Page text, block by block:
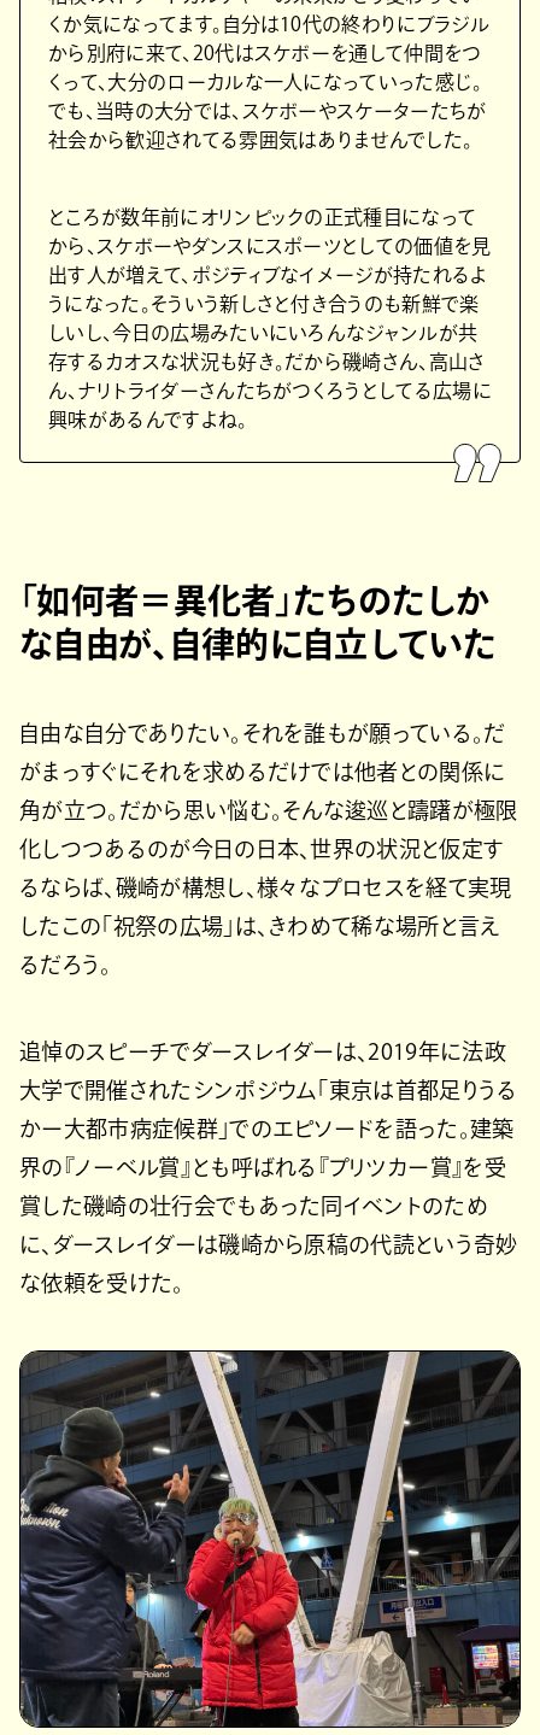
くか気になってます。自分は10代の終わりにブラジル
から別府に来て、20代はスケボーを通して仲間をつ
くって、大分のローカルな一人になっていった感じ。
でも、当時の大分では、スケボーやスケーターたちが
社会から歓迎されてる雰囲気はありませんでした。
ところが数年前にオリンピックの正式種目になって
から、スケボーやダンスにスポーツとしての価値を見
出す人が増えて、ポジティブなイメージが持たれるよ
うになった。そういう新しさと付き合うのも新鮮で楽
しいし、今日の広場みたいにいろんなジャンルが共
存するカオスな状況も好き。だから磯崎さん、高山さ
ん、ナリトライダーさんたちがつくろうとしてる広場に
興味があるんですよね。
「如何者＝異化者」たちのたしか
な自由が、自律的に自立していた
自由な自分でありたい。それを誰もが願っている。だ
がまっすぐにそれを求めるだけでは他者との関係に
角が立つ。だから思い悩む。そんな逡巡と躊躇が極限
化しつつあるのが今日の日本、世界の状況と仮定す
るならば、磯崎が構想し、様々なプロセスを経て実現
したこの「祝祭の広場」は、きわめて稀な場所と言え
るだろう。
追悼のスピーチでダースレイダーは、2019年に法政
大学で開催されたシンポジウム「東京は首都足りうる
かー大都市病症候群」でのエピソードを語った。建築
界の『ノーベル賞』とも呼ばれる『プリツカー賞』を受
賞した磯崎の壮行会でもあった同イベントのため
に、ダースレイダーは磯崎から原稿の代読という奇妙
な依頼を受けた。